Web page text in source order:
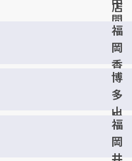
店
間
店
福
岡
香
住
ヶ
丘
2
丁
博
多
山
王
店
福
岡